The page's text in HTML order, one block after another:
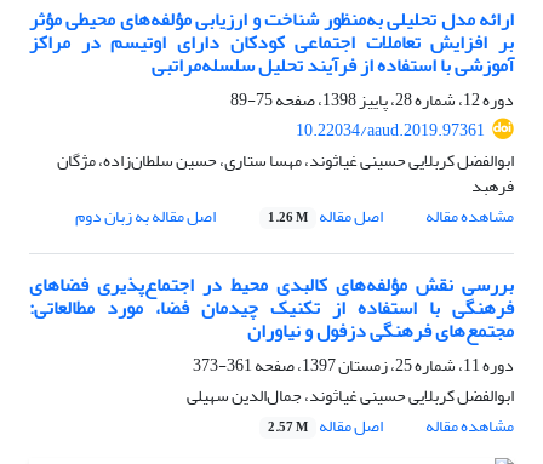
ارائه مدل تحلیلی به‌منظور شناخت و ارزیابی مؤلفه‌های محیطی مؤثر
بر افزایش تعاملات اجتماعی کودکان دارای اوتیسم در مراکز
آموزشی با استفاده از فرآیند تحلیل سلسله‌مراتبی
دوره 12، شماره 28، پاییز 1398، صفحه
75-89
10.22034/aaud.2019.97361
ابوالفضل کربلایی حسینی غیاثوند، مهسا ستاری، حسین سلطان‌زاده، مژگان
فرهبد
مشاهده مقاله
اصل مقاله 1.26 M اصل مقاله به زبان دوم
بررسی نقش مؤلفه‌های کالبدی محیط در اجتماع‌پذیری فضاهای
فرهنگی با استفاده از تکنیک چیدمان فضا، مورد مطالعاتی:
مجتمع‌های فرهنگی دزفول و نیاوران
دوره 11، شماره 25، زمستان 1397، صفحه
361-373
ابوالفضل کربلایی حسینی غیاثوند، جمال‌الدین سهیلی
مشاهده مقاله
اصل مقاله 2.57 M